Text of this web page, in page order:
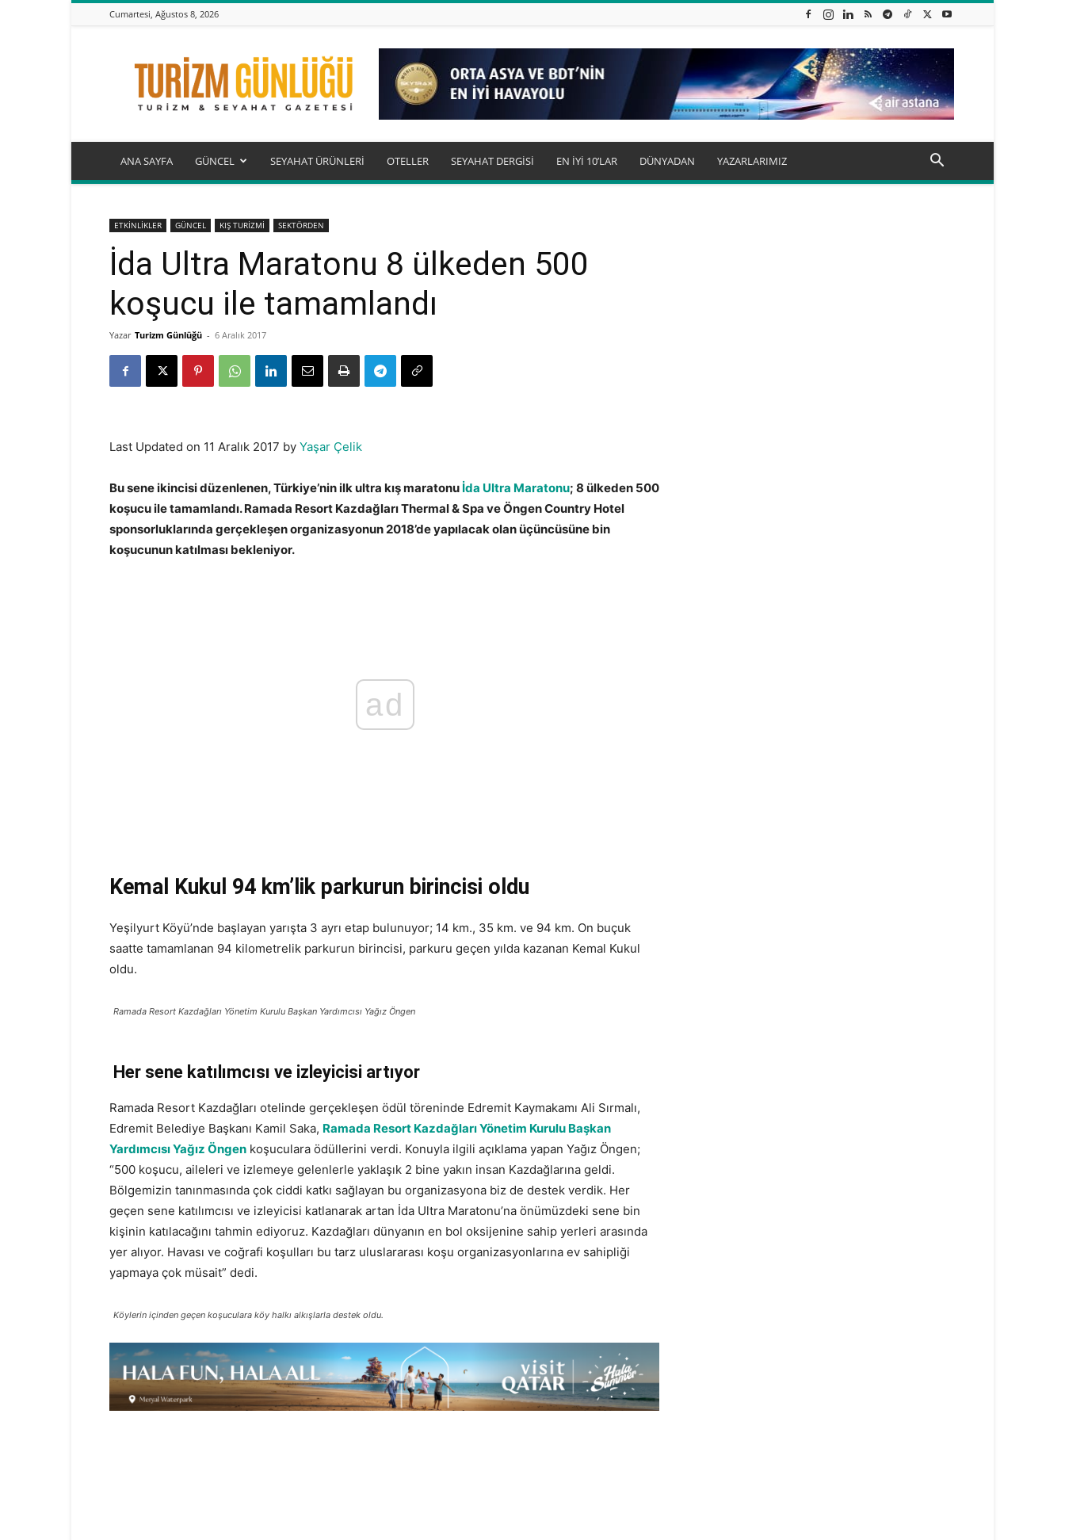
Cumartesi, Ağustos 8, 2026
Turizm
Günlüğü
ANA SAYFA GÜNCEL SEYAHAT ÜRÜNLERİ OTELLER SEYAHAT DERGİSİ EN İYİ 10’LAR DÜNYADAN YAZARLARIMIZ
ETKİNLİKLER GÜNCEL KIŞ TURİZMİ SEKTÖRDEN
İda Ultra Maratonu 8 ülkeden 500
koşucu ile tamamlandı
Yazar Turizm Günlüğü - 6 Aralık 2017
Last Updated on 11 Aralık 2017 by Yaşar Çelik
Bu sene ikincisi düzenlenen, Türkiye’nin ilk ultra kış maratonu İda Ultra Maratonu; 8 ülkeden 500
koşucu ile tamamlandı. Ramada Resort Kazdağları Thermal & Spa ve Öngen Country Hotel
sponsorluklarında gerçekleşen organizasyonun 2018’de yapılacak olan üçüncüsüne bin
koşucunun katılması bekleniyor.
ad
Kemal Kukul 94 km’lik parkurun birincisi oldu
Yeşilyurt Köyü’nde başlayan yarışta 3 ayrı etap bulunuyor; 14 km., 35 km. ve 94 km. On buçuk
saatte tamamlanan 94 kilometrelik parkurun birincisi, parkuru geçen yılda kazanan Kemal Kukul
oldu.
Ramada Resort Kazdağları Yönetim Kurulu Başkan Yardımcısı Yağız Öngen
Her sene katılımcısı ve izleyicisi artıyor
Ramada Resort Kazdağları otelinde gerçekleşen ödül töreninde Edremit Kaymakamı Ali Sırmalı,
Edremit Belediye Başkanı Kamil Saka, Ramada Resort Kazdağları Yönetim Kurulu Başkan
Yardımcısı Yağız Öngen koşuculara ödüllerini verdi. Konuyla ilgili açıklama yapan Yağız Öngen;
“500 koşucu, aileleri ve izlemeye gelenlerle yaklaşık 2 bine yakın insan Kazdağlarına geldi.
Bölgemizin tanınmasında çok ciddi katkı sağlayan bu organizasyona biz de destek verdik. Her
geçen sene katılımcısı ve izleyicisi katlanarak artan İda Ultra Maratonu’na önümüzdeki sene bin
kişinin katılacağını tahmin ediyoruz. Kazdağları dünyanın en bol oksijenine sahip yerleri arasında
yer alıyor. Havası ve coğrafi koşulları bu tarz uluslararası koşu organizasyonlarına ev sahipliği
yapmaya çok müsait” dedi.
Köylerin içinden geçen koşuculara köy halkı alkışlarla destek oldu.